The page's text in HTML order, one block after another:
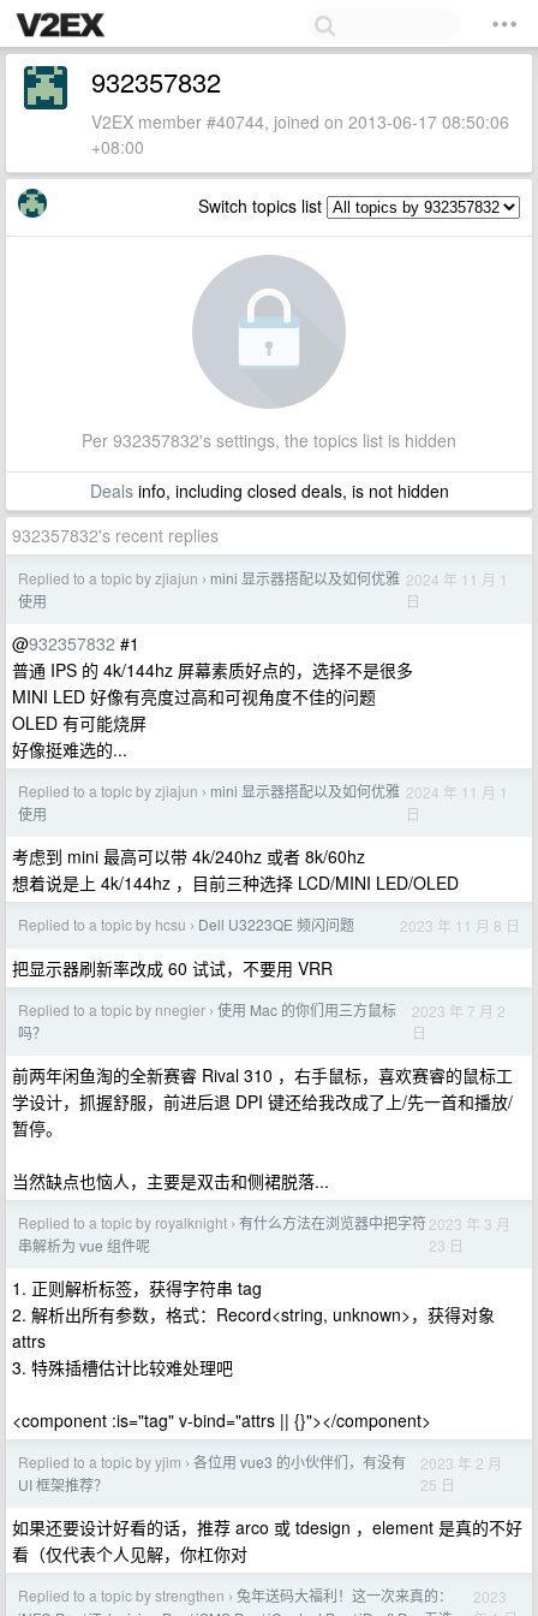
932357832
V2EX member #40744, joined on 2013-06-17 08:50:06
+08:00
Switch topics list
Per 932357832's settings, the topics list is hidden
Dealsinfo, including closed deals, is not hidden
932357832's recent replies
Replied to a topic by zjiajun › mini 显示器搭配以及如何优雅
使用
2024 年 11 月 1
日
@932357832 #1
普通 IPS 的 4k/144hz 屏幕素质好点的，选择不是很多
MINI LED 好像有亮度过高和可视角度不佳的问题
OLED 有可能烧屏
好像挺难选的...
Replied to a topic by zjiajun › mini 显示器搭配以及如何优雅
使用
2024 年 11 月 1
日
考虑到 mini 最高可以带 4k/240hz 或者 8k/60hz
想着说是上 4k/144hz ，目前三种选择 LCD/MINI LED/OLED
Replied to a topic by hcsu › Dell U3223QE 频闪问题 2023 年 11 月 8 日
把显示器刷新率改成 60 试试，不要用 VRR
Replied to a topic by nnegier › 使用 Mac 的你们用三方鼠标
吗？
2023 年 7 月 2
日
前两年闲鱼淘的全新赛睿 Rival 310 ，右手鼠标，喜欢赛睿的鼠标工
学设计，抓握舒服，前进后退 DPI 键还给我改成了上/先一首和播放/
暂停。
当然缺点也恼人，主要是双击和侧裙脱落...
Replied to a topic by royalknight › 有什么方法在浏览器中把字符
串解析为 vue 组件呢
2023 年 3 月
23 日
1. 正则解析标签，获得字符串 tag
2. 解析出所有参数，格式：Record<string, unknown>，获得对象
attrs
3. 特殊插槽估计比较难处理吧
<component :is="tag" v-bind="attrs || {}"></component>
Replied to a topic by yjim › 各位用 vue3 的小伙伴们，有没有
UI 框架推荐？
2023 年 2 月
25 日
如果还要设计好看的话，推荐 arco 或 tdesign ，element 是真的不好
看（仅代表个人见解，你杠你对 ​
Replied to a topic by strengthen › 兔年送码大福利！这一次来真的：
2023